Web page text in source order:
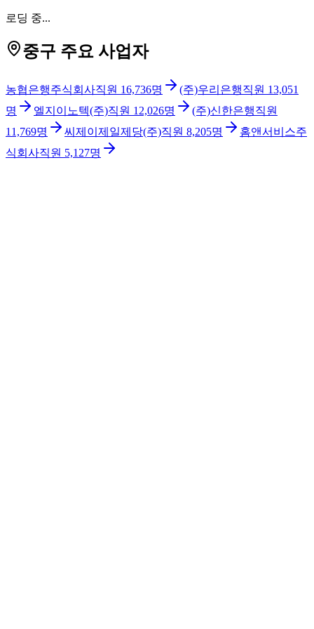
로딩 중...
중구 주요 사업자
농협은행주식회사직원 16,736명 (주)우리은행직원 13,051
명
엘지이노텍(주)직원 12,026명 (주)신한은행직원
11,769명 씨제이제일제당(주)직원 8,205명
홈앤서비스주
식회사직원 5,127명